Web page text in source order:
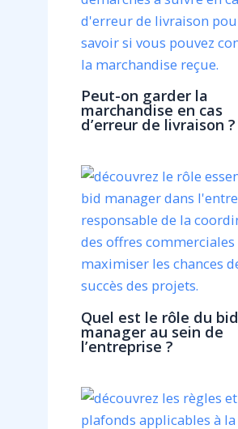
Peut-on garder la
marchandise en cas
d’erreur de livraison ?
Quel est le rôle du bid
manager au sein de
l’entreprise ?